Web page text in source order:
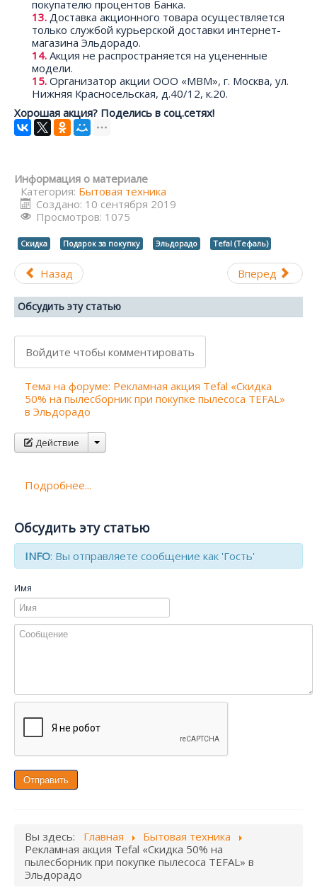
покупателю процентов Банка.
Доставка акционного товара осуществляется
только службой курьерской доставки интернет-
магазина Эльдорадо.
Акция не распространяется на уцененные
модели.
Организатор акции ООО «МВМ», г. Москва, ул.
Нижняя Красносельская, д.40/12, к.20.
Хорошая акция? Поделись в соц.сетях!
Информация о материале
Категория: Бытовая техника
Создано: 10 сентября 2019
Просмотров: 1075
Скидка Подарок за покупку Эльдорадо Tefal (Тефаль)
Назад Вперед
Обсудить эту статью
Войдите чтобы комментировать
Тема на форуме: Рекламная акция Tefal «Скидка
50% на пылесборник при покупке пылесоса TEFAL»
в Эльдорадо
Действие
Подробнее...
Обсудить эту статью
INFO: Вы отправляете сообщение как 'Гость'
Имя
Отправить
Вы здесь: Главная
Бытовая техника
Рекламная акция Tefal «Скидка 50% на
пылесборник при покупке пылесоса TEFAL» в
Эльдорадо